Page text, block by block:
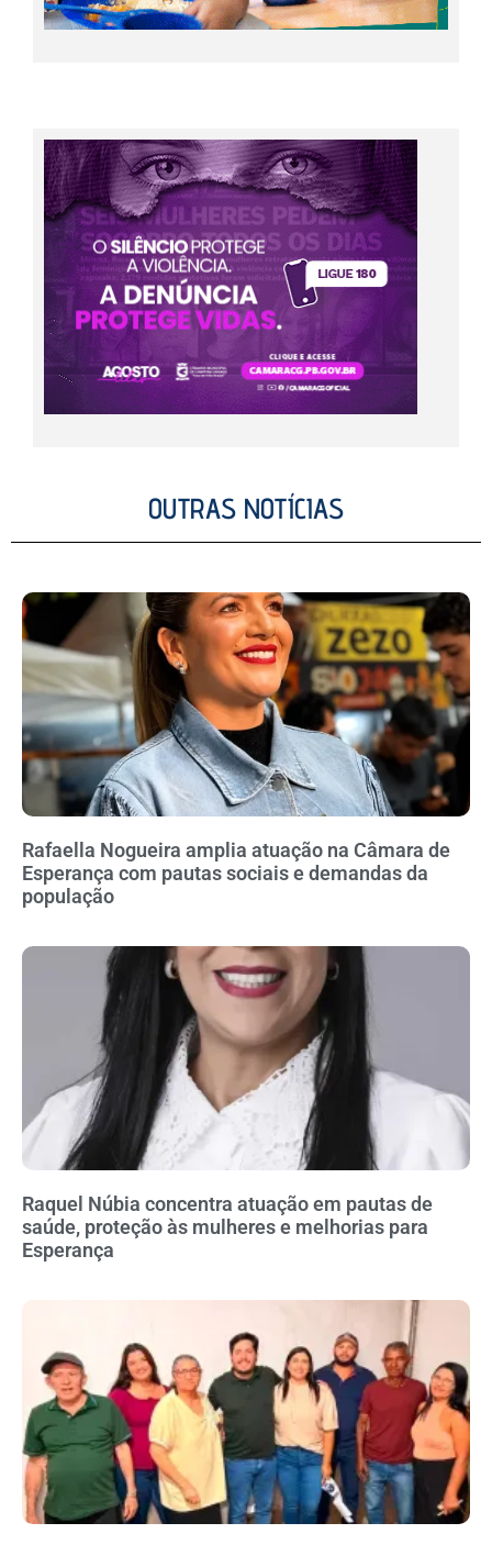
OUTRAS NOTÍCIAS
Rafaella Nogueira amplia atuação na Câmara de
Esperança com pautas sociais e demandas da
população
Raquel Núbia concentra atuação em pautas de
saúde, proteção às mulheres e melhorias para
Esperança